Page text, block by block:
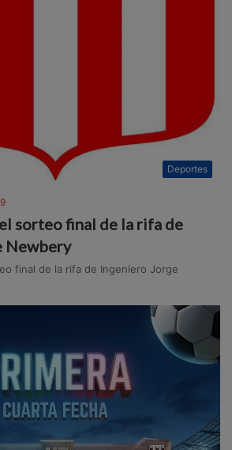
Deportes
9
sorteo final de la rifa de
Newbery
final de la rifa de Ingeniero Jorge